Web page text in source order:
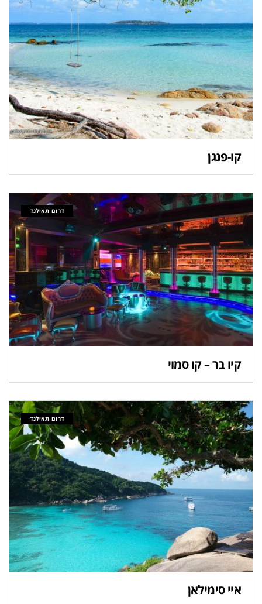
קו-פנגן
דרום תאילנד
קיו בר – קו סמוי
דרום תאילנד
איי סימילאן